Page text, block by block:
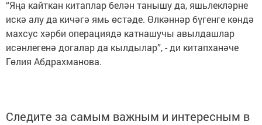
“Яңа кайткан китаплар белән танышу да, яшьлекләрне
искә алу да кичәгә ямь өстәде. Өлкәннәр бүгенге көндә
махсус хәрби операциядә катнашучы авылдашлар
исәнлегенә догалар да кылдылар”, - ди китапханәче
Гөлия Абдрахманова.
Следите за самым важным и интересным в